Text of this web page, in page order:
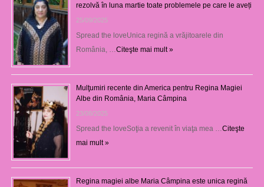
rezolvă în luna martie toate problemele pe care le aveți
25/09/2025
Spread the loveUnica regină a vrăjitoarele din
România, …Citeşte mai mult »
Mulţumiri recente din America pentru Regina Magiei
Albe din România, Maria Câmpina
23/08/2025
Spread the loveSoţia a revenit în viaţa mea …Citeşte
mai mult »
Regina magiei albe Maria Câmpina este unica regină